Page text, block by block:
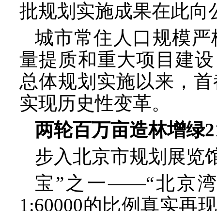
批规划实施成果在此向
城市常住人口规模严
量提质和重大项目建
总体规划实施以来，
实现历史性变革。
两轮百万亩造林增绿
步入北京市规划展览
宝”之一——“北京
1:60000的比例真实再